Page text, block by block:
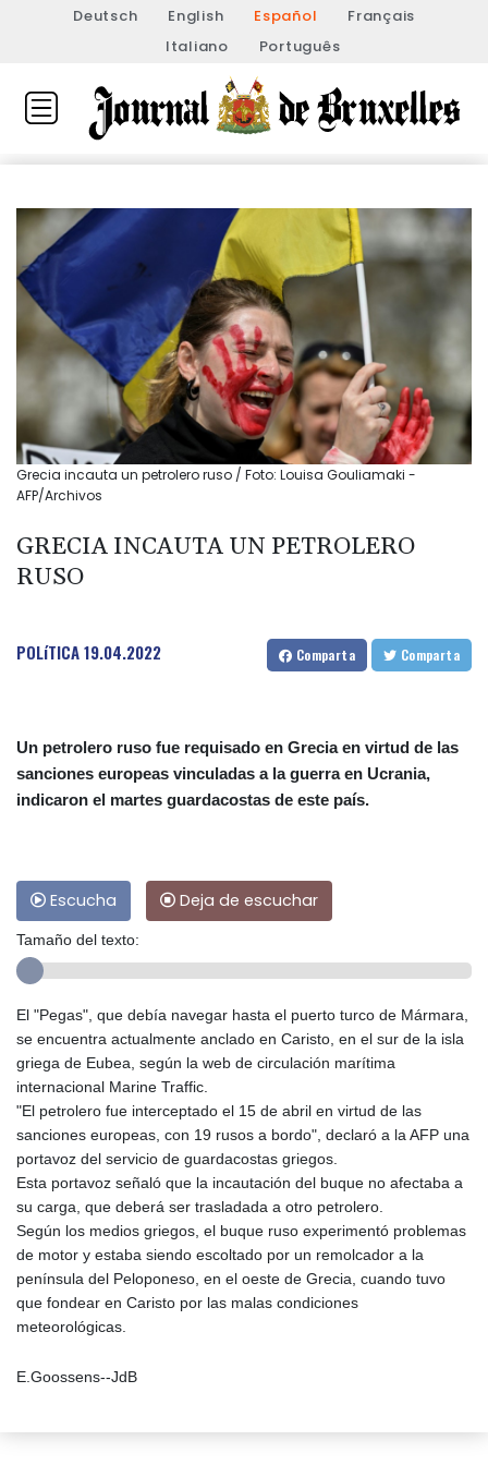
Deutsch English Español
Français
Italiano
Português
Grecia incauta un petrolero ruso / Foto: Louisa Gouliamaki -
AFP/Archivos
GRECIA INCAUTA UN PETROLERO
RUSO
POLíTICA19.04.2022 Comparta Comparta
Un petrolero ruso fue requisado en Grecia en virtud de las
sanciones europeas vinculadas a la guerra en Ucrania,
indicaron el martes guardacostas de este país.
Escucha Deja de escuchar
Tamaño del texto:
El "Pegas", que debía navegar hasta el puerto turco de Mármara,
se encuentra actualmente anclado en Caristo, en el sur de la isla
griega de Eubea, según la web de circulación marítima
internacional Marine Traffic.
"El petrolero fue interceptado el 15 de abril en virtud de las
sanciones europeas, con 19 rusos a bordo", declaró a la AFP una
portavoz del servicio de guardacostas griegos.
Esta portavoz señaló que la incautación del buque no afectaba a
su carga, que deberá ser trasladada a otro petrolero.
Según los medios griegos, el buque ruso experimentó problemas
de motor y estaba siendo escoltado por un remolcador a la
península del Peloponeso, en el oeste de Grecia, cuando tuvo
que fondear en Caristo por las malas condiciones
meteorológicas.
E.Goossens--JdB